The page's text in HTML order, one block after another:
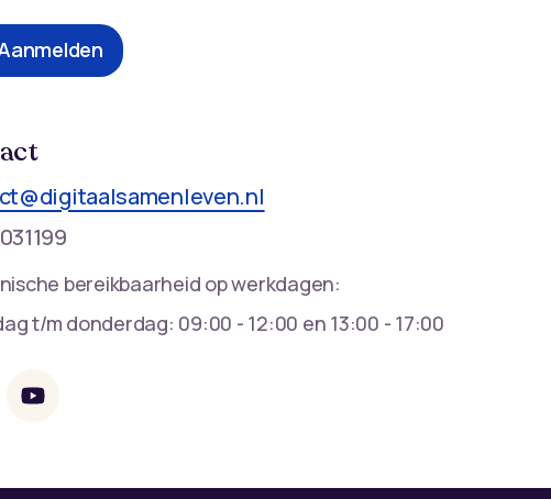
bereikbaarheid op werkdagen:
t/m donderdag: 09:00 - 12:00 en 13:00 - 17:00